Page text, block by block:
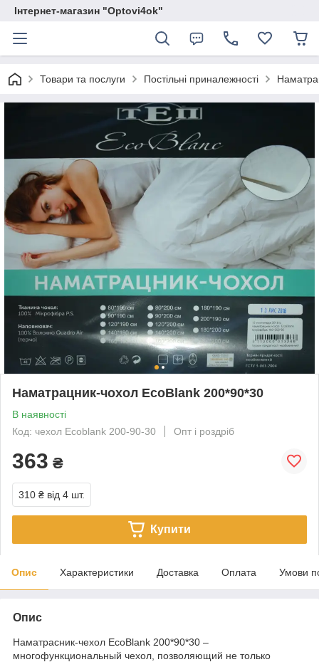
Інтернет-магазин "Optovi4ok"
Товари та послуги Постільні приналежності
Наматрацник-чохол EcoBlank 200*90*30
В наявності
Код: чехол Ecoblank 200-90-30
Опт і роздріб
363 ₴
310 ₴ від 4 шт.
Купити
Опис Характеристики Доставка Оплата Умови
Опис
Наматрасник-чехол EcoBlank 200*90*30 –
многофункциональный чехол, позволяющий не только